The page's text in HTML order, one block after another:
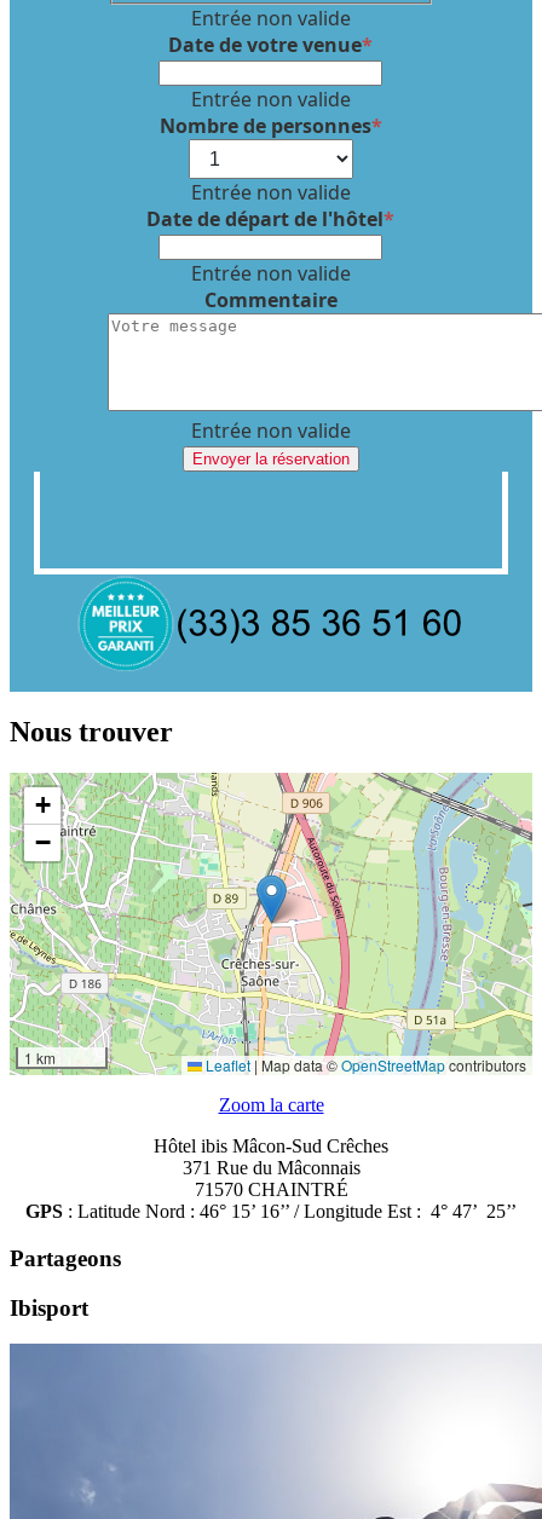
Entrée non valide
Date de votre venue*
Entrée non valide
Nombre de personnes*
Entrée non valide
Date de départ de l'hôtel*
Entrée non valide
Commentaire
Entrée non valide
Envoyer la réservation
Nous trouver
+
−
1 km Leaflet |Map data ©OpenStreetMapcontributors
Zoom la carte
Hôtel ibis Mâcon-Sud Crêches
371 Rue du Mâconnais
71570 CHAINTRÉ
GPS : Latitude Nord : 46° 15’ 16’’ / Longitude Est : 4° 47’ 25’’
Partageons
Ibisport